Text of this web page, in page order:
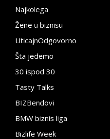
Najkolega
Žene u biznisu
UticajnOdgovorno
Šta jedemo
30 ispod 30
Tasty Talks
BIZBendovi
BMW biznis liga
Bizlife Week